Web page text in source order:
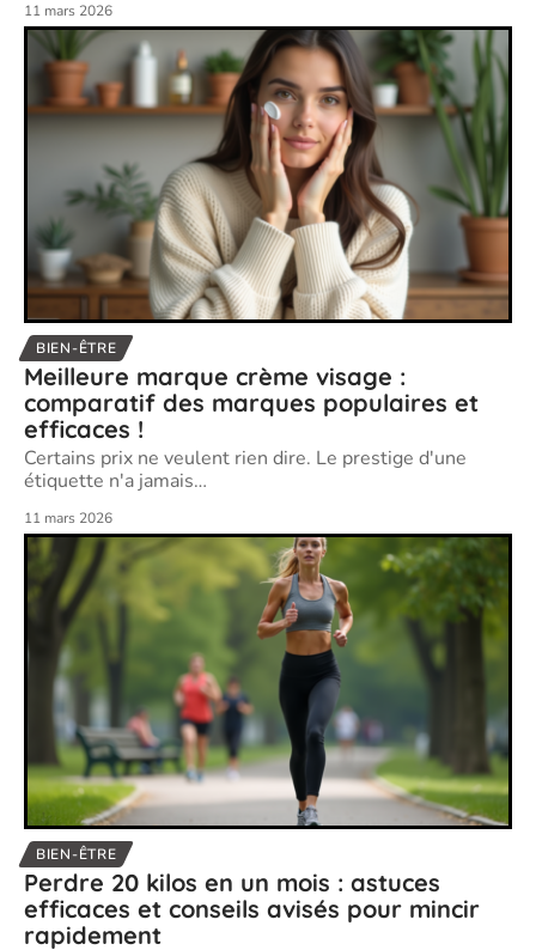
11 mars 2026
BIEN-ÊTRE
Meilleure marque crème visage :
comparatif des marques populaires et
efficaces !
Certains prix ne veulent rien dire. Le prestige d'une
étiquette n'a jamais…
11 mars 2026
BIEN-ÊTRE
Perdre 20 kilos en un mois : astuces
efficaces et conseils avisés pour mincir
rapidement